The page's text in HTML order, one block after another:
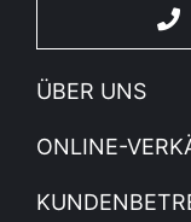
ÜBER UNS
Firma
Sehen Sie
ONLINE-
Mein Konto